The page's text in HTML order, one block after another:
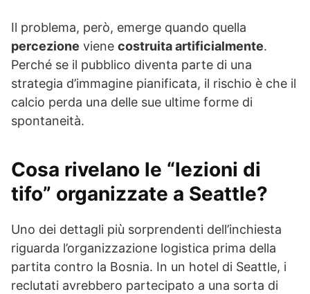
Il problema, però, emerge quando quella
percezione viene costruita artificialmente.
Perché se il pubblico diventa parte di una
strategia d’immagine pianificata, il rischio è che il
calcio perda una delle sue ultime forme di
spontaneità.
Cosa rivelano le “lezioni di
tifo” organizzate a Seattle?
Uno dei dettagli più sorprendenti dell’inchiesta
riguarda l’organizzazione logistica prima della
partita contro la Bosnia. In un hotel di Seattle, i
reclutati avrebbero partecipato a una sorta di